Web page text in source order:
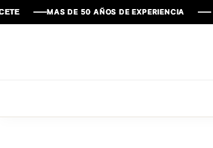
MAS DE 50 AÑOS DE EXPERIENCIA
MAS DE 50 AÑOS DE EXPERIENCIA
MAS DE 50 AÑOS DE EXPERIENCIA
MAS DE 50 AÑOS DE EXPERIENCIA